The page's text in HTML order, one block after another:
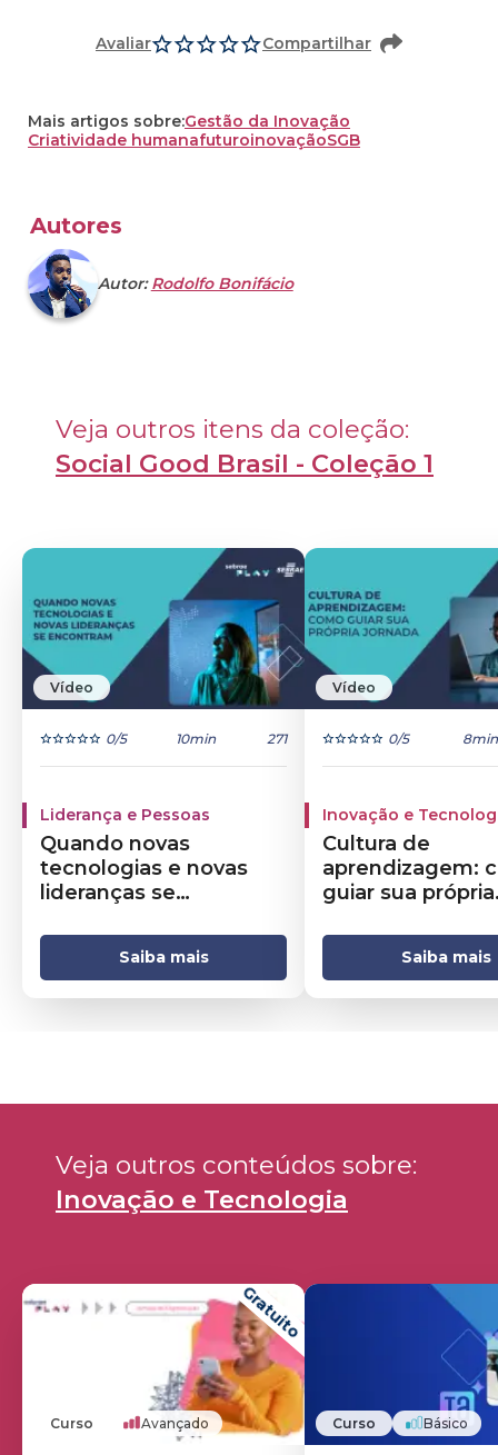
Avaliar Compartilhar
Mais artigos sobre:Gestão da Inovação
Criatividade humanafuturoinovaçãoSGB
Autores
Autor:Rodolfo Bonifácio
Social Good Brasil - Coleção 1
Vídeo
0/5 10min 271
Liderança e Pessoas
Quando novas
tecnologias e novas
lideranças se
Saiba mais
Vídeo
0/5 8min
Inovação e
Cultura de
aprendizagem:
guiar sua própria
Saiba mais
Inovação e Tecnologia
Gratuito
Curso Avançado Curso Básico